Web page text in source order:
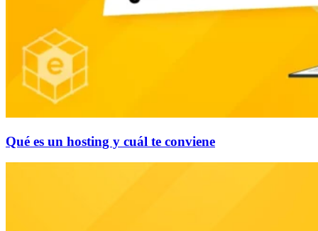
Qué es un hosting y cuál te conviene